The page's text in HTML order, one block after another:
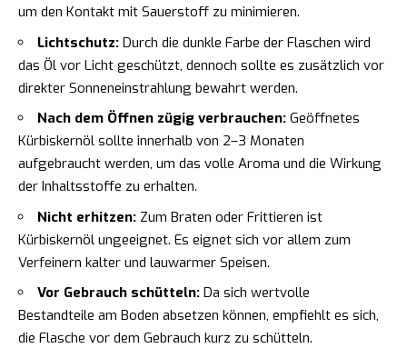
um den Kontakt mit Sauerstoff zu minimieren.
Lichtschutz: Durch die dunkle Farbe der Flaschen wird
das Öl vor Licht geschützt, dennoch sollte es zusätzlich vor
direkter Sonneneinstrahlung bewahrt werden.
Nach dem Öffnen zügig verbrauchen: Geöffnetes
Kürbiskernöl sollte innerhalb von 2–3 Monaten
aufgebraucht werden, um das volle Aroma und die Wirkung
der Inhaltsstoffe zu erhalten.
Nicht erhitzen: Zum Braten oder Frittieren ist
Kürbiskernöl ungeeignet. Es eignet sich vor allem zum
Verfeinern kalter und lauwarmer Speisen.
Vor Gebrauch schütteln: Da sich wertvolle
Bestandteile am Boden absetzen können, empfiehlt es sich,
die Flasche vor dem Gebrauch kurz zu schütteln.